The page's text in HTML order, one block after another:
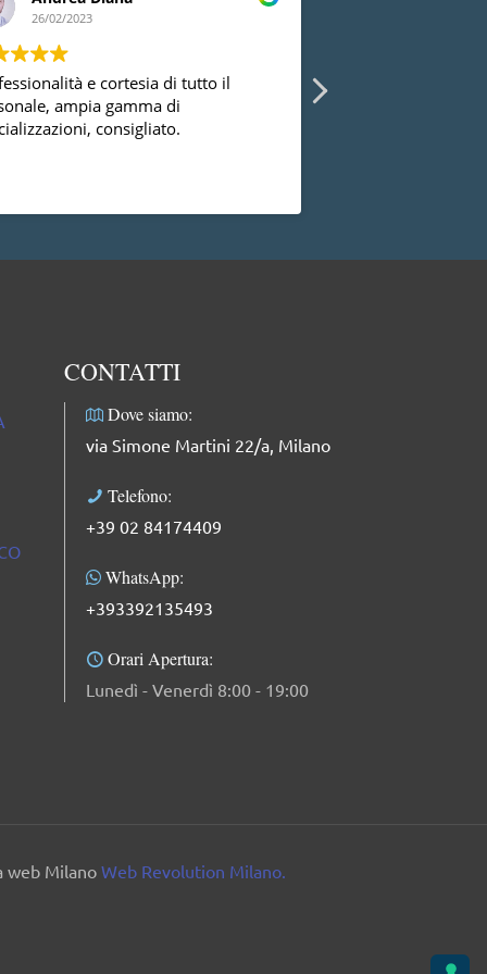
26/02/2023
e cortesia di tutto il
ampia gamma di
consigliato.
CONTATTI
Dove siamo:
via Simone Martini 22/a, Milano
Telefono:
+39 02 84174409
WhatsApp:
+393392135493
Orari Apertura:
Lunedì - Venerdì 8:00 - 19:00
web Milano Web Revolution Milano.